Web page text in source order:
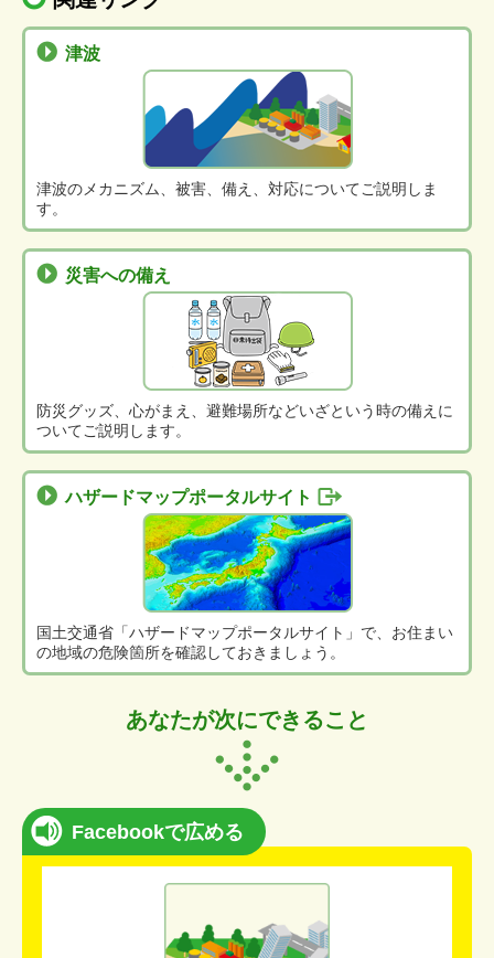
津波
津波のメカニズム、被害、備え、対応についてご説明しま
す。
災害への備え
防災グッズ、心がまえ、避難場所などいざという時の備えに
ついてご説明します。
ハザードマップポータルサイト
国土交通省「ハザードマップポータルサイト」で、お住まい
の地域の危険箇所を確認しておきましょう。
あなたが次にできること
Facebookで広める